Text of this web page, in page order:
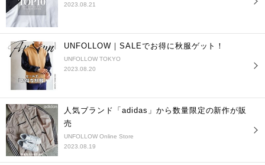
2023.08.21
UNFOLLOW｜SALEでお得に秋服ゲット！
UNFOLLOW TOKYO
2023.08.20
人気ブランド「adidas」から数量限定の新作が販
売
UNFOLLOW Online Store
2023.08.19